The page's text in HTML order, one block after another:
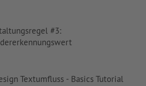
#3:
Textumfluss - Basics Tutorial